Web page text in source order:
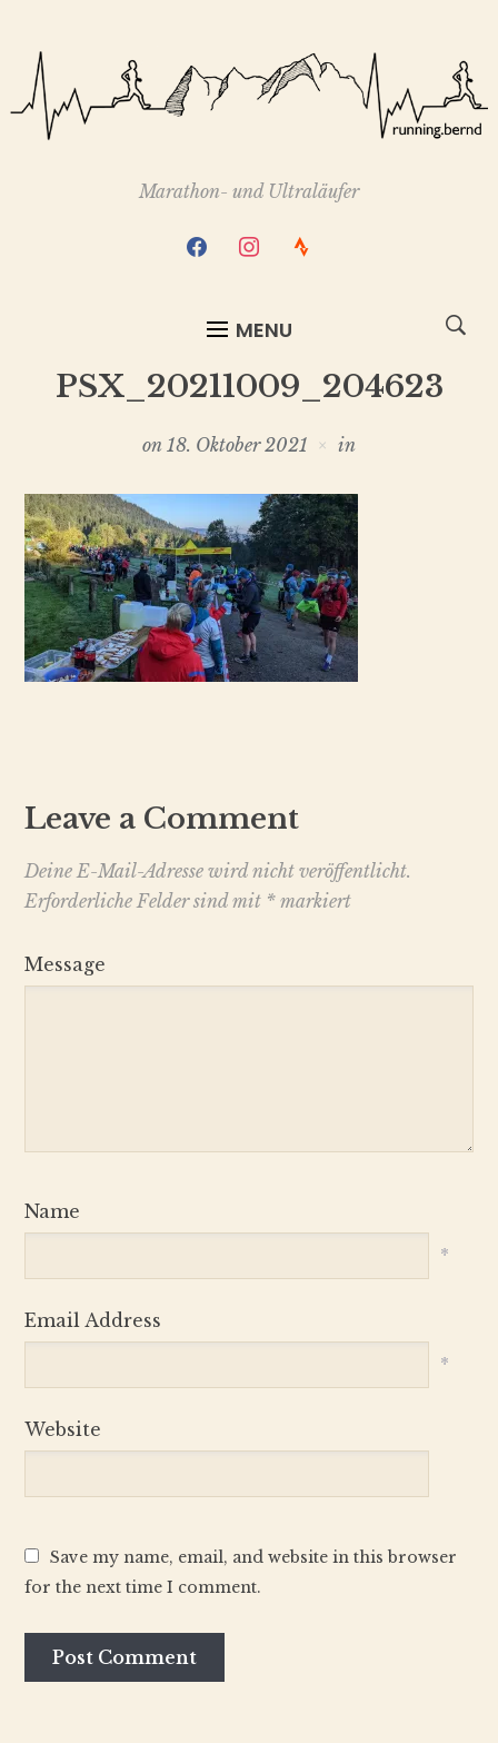
Marathon- und Ultraläufer
facebookinstagram
strava
MENU
PSX_20211009_204623
on 18. Oktober 2021 in
Leave a Comment
Deine E-Mail-Adresse wird nicht veröffentlicht.
Erforderliche Felder sind mit *markiert
Message
Name
*
Email Address
*
Website
Save my name, email, and website in this browser
for the next time I comment.